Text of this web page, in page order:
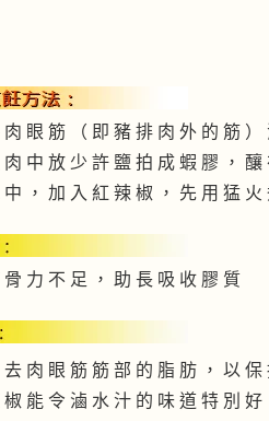
肉 眼 筋 （ 即 豬 排 肉 外 的 筋
肉 中 放 少 許 鹽 拍 成 蝦 膠 ，
中 ， 加 入 紅 辣 椒 ， 先 用 猛
骨 力 不 足 ， 助 長 吸 收 膠 質
去 肉 眼 筋 筋 部 的 脂 肪 ， 以 保
椒 能 令 滷 水 汁 的 味 道 特 別 好